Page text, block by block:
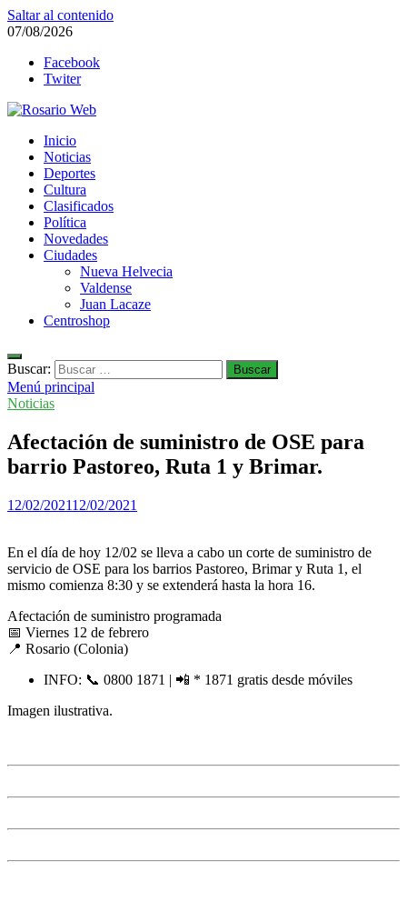
Saltar al contenido
07/08/2026
Facebook
Twiter
Rosario Web
Todas la noticias de Rosario y la zona
Inicio
Noticias
Deportes
Cultura
Clasificados
Política
Novedades
Ciudades
Nueva Helvecia
Valdense
Juan Lacaze
Centroshop
Buscar:
Menú principal
Noticias
Afectación de suministro de OSE para
barrio Pastoreo, Ruta 1 y Brimar.
12/02/202112/02/2021
En el día de hoy 12/02 se lleva a cabo un corte de suministro de
servicio de OSE para los barrios Pastoreo, Brimar y Ruta 1, el
mismo comienza 8:30 y se extenderá hasta la hora 16.
Afectación de suministro programada
📅 Viernes 12 de febrero
📍 Rosario (Colonia)
INFO: 📞 0800 1871 | 📲 * 1871 gratis desde móviles
Imagen ilustrativa.